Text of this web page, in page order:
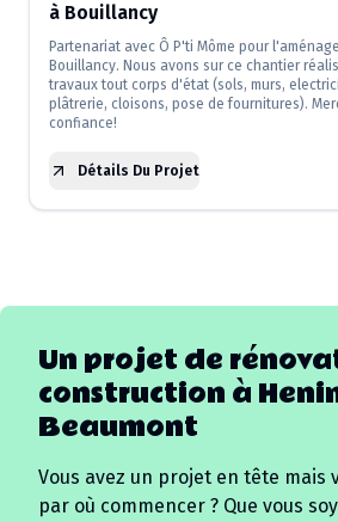
à Bouillancy
Partenariat avec Ô P'ti Môme pour
Bouillancy. Nous avons sur ce chantier
travaux tout corps d'état (sols, murs,
plâtrerie, cloisons, pose de fournitures).
confiance!
Détails Du Projet
Un projet de
construction à
Beaumont
Vous avez un projet en tête mais
par où commencer ? Que vous